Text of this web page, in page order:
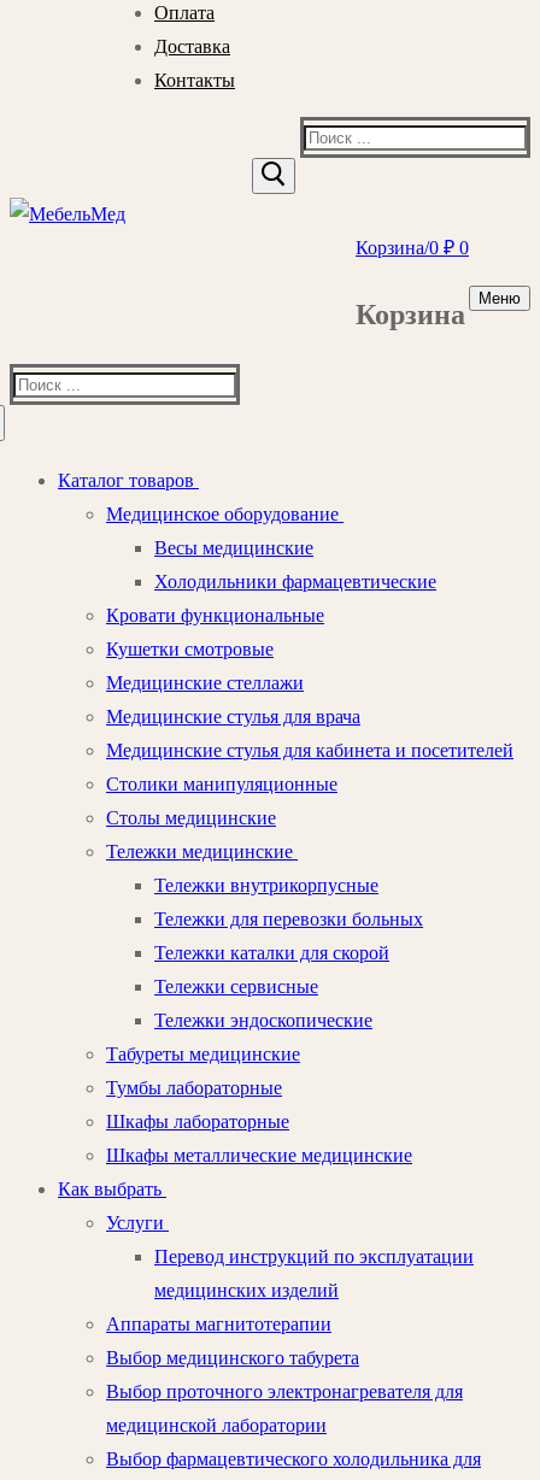
Оплата
Доставка
Контакты
Найти:
Корзина/0 ₽ 0
Корзина
Меню
Найти:
Каталог товаров
Медицинское оборудование
Весы медицинские
Холодильники фармацевтические
Кровати функциональные
Кушетки смотровые
Медицинские стеллажи
Медицинские стулья для врача
Медицинские стулья для кабинета и посетителей
Столики манипуляционные
Столы медицинские
Тележки медицинские
Тележки внутрикорпусные
Тележки для перевозки больных
Тележки каталки для скорой
Тележки сервисные
Тележки эндоскопические
Табуреты медицинские
Тумбы лабораторные
Шкафы лабораторные
Шкафы металлические медицинские
Как выбрать
Услуги
Перевод инструкций по эксплуатации
медицинских изделий
Аппараты магнитотерапии
Выбор медицинского табурета
Выбор проточного электронагревателя для
медицинской лаборатории
Выбор фармацевтического холодильника для